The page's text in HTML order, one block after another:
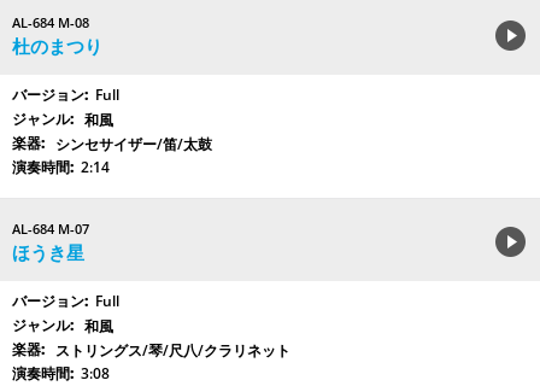
AL-684 M-08
杜のまつり
Full
和風
シンセサイザー/笛/太鼓
2:14
AL-684 M-07
ほうき星
Full
和風
ストリングス/琴/尺八/クラリネット
3:08